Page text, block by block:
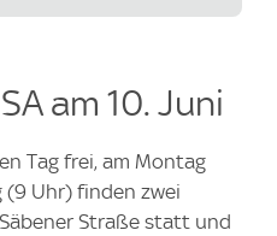
am 10. Juni
Tag frei, am Montag
Uhr) finden zwei
Straße statt und